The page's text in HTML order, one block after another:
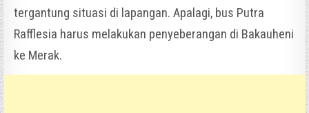
tergantung situasi di lapangan. Apalagi, bus Putra
Rafflesia harus melakukan penyeberangan di Bakauheni
ke Merak.